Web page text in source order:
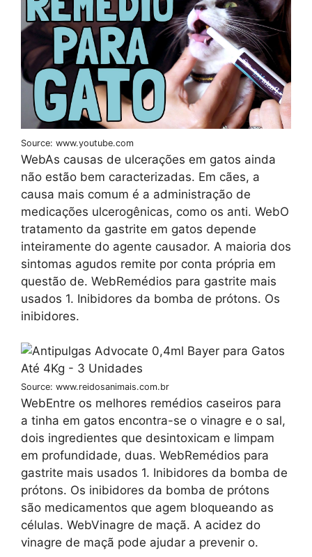
Source: www.youtube.com
WebAs causas de ulcerações em gatos ainda
não estão bem caracterizadas. Em cães, a
causa mais comum é a administração de
medicações ulcerogênicas, como os anti. WebO
tratamento da gastrite em gatos depende
inteiramente do agente causador. A maioria dos
sintomas agudos remite por conta própria em
questão de. WebRemédios para gastrite mais
usados 1. Inibidores da bomba de prótons. Os
inibidores.
Source: www.reidosanimais.com.br
WebEntre os melhores remédios caseiros para
a tinha em gatos encontra-se o vinagre e o sal,
dois ingredientes que desintoxicam e limpam
em profundidade, duas. WebRemédios para
gastrite mais usados 1. Inibidores da bomba de
prótons. Os inibidores da bomba de prótons
são medicamentos que agem bloqueando as
células. WebVinagre de maçã. A acidez do
vinagre de maçã pode ajudar a prevenir o.